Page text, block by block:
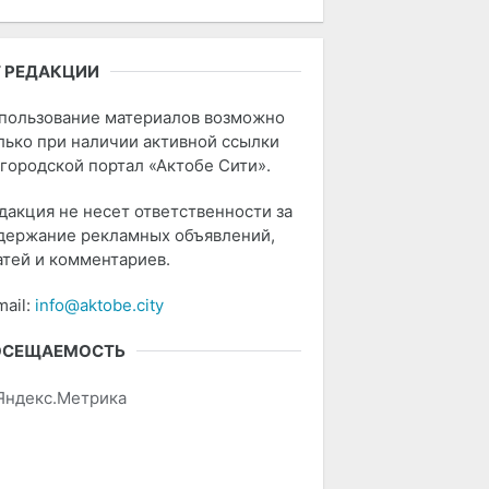
РЕДАКЦИИ
материалов возможно
при наличии активной ссылки
портал «Актобе Сити».
не несет ответственности за
рекламных объявлений,
и комментариев.
info@aktobe.city